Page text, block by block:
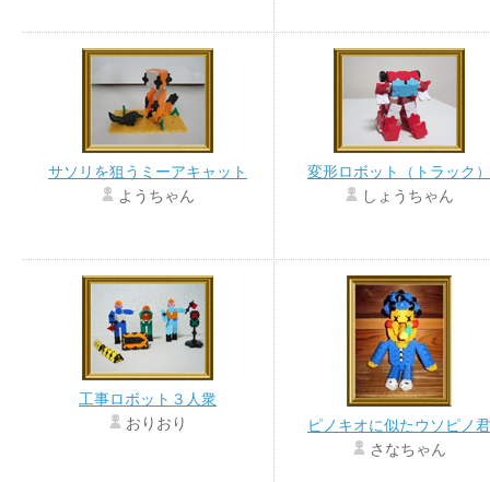
サソリを狙うミーアキャット
ようちゃん
変形ロボット（トラック）
しょうちゃん
工事ロボット３人衆
おりおり
ピノキオに似たウソピノ君
さなちゃん